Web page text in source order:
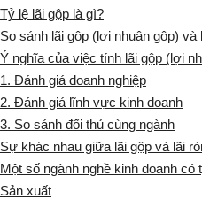
Tỷ lệ lãi gộp là gì?
So sánh lãi gộp (lợi nhuận gộp) và
Ý nghĩa của việc tính lãi gộp (lợi
1. Đánh giá doanh nghiệp
2. Đánh giá lĩnh vực kinh doanh
3. So sánh đối thủ cùng ngành
Sự khác nhau giữa lãi gộp và lãi
Một số ngành nghề kinh doanh có
Sản xuất